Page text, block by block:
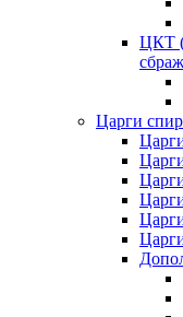
ЦКТ
Царги